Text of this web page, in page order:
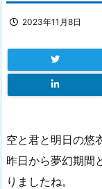
2023年11月8日
空と君と明日の悠
昨日から夢幻期間
りましたね。